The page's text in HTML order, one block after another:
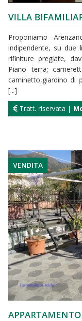
VILLA
Proponiamo
indipendente, su due
rifiniture pregiate,
Piano terra;
caminetto,giardino di
[...]
Tratt. riservata |
VENDITA